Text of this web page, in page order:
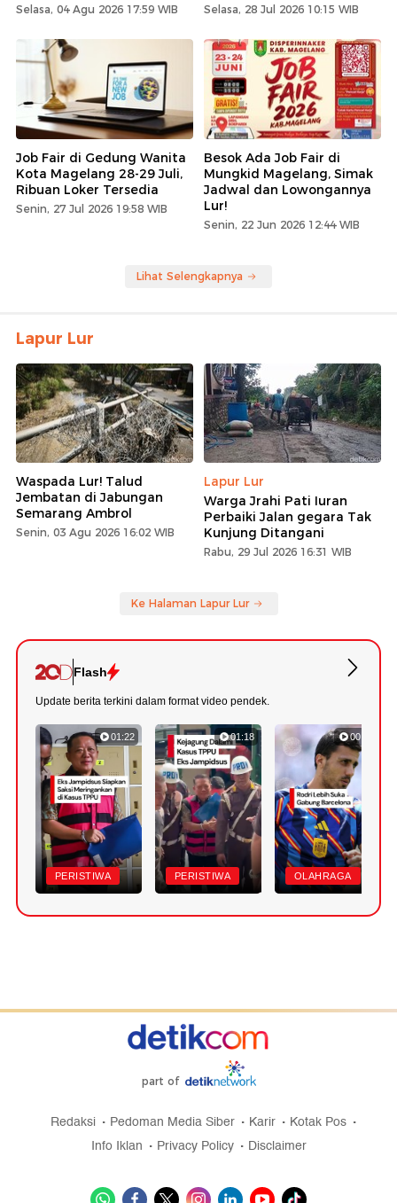
Selasa, 04 Agu 2026 17:59 WIB Selasa, 28 Jul 2026 10:15 WIB
Job Fair di Gedung Wanita
Kota Magelang 28-29 Juli,
Ribuan Loker Tersedia
Senin, 27 Jul 2026 19:58 WIB
Besok Ada Job Fair di
Mungkid Magelang, Simak
Jadwal dan Lowongannya
Lur!
Senin, 22 Jun 2026 12:44 WIB
Lihat Selengkapnya
Lapur Lur
Waspada Lur! Talud
Jembatan di Jabungan
Semarang Ambrol
Senin, 03 Agu 2026 16:02 WIB
Lapur Lur
Warga Jrahi Pati Iuran
Perbaiki Jalan gegara Tak
Kunjung Ditangani
Rabu, 29 Jul 2026 16:31 WIB
Ke Halaman Lapur Lur
Flash
Update berita terkini dalam format video pendek.
01:22
PERISTIWA
01:18
PERISTIWA
00:47
OLAHRAGA
part of
Redaksi Pedoman Media Siber Karir
Kotak Pos
Info Iklan
Privacy Policy Disclaimer